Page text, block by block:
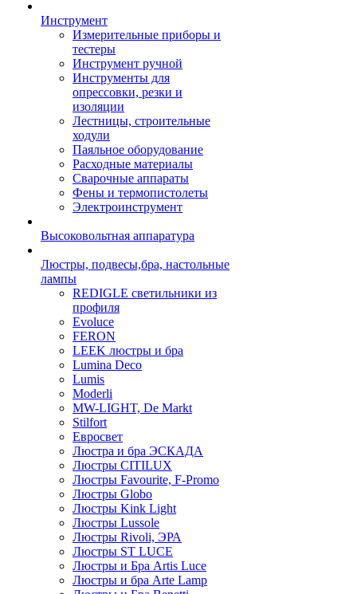
Инструмент
Измерительные приборы и
тестеры
Инструмент ручной
Инструменты для
опрессовки, резки и
изоляции
Лестницы, строительные
ходули
Паяльное оборудование
Расходные материалы
Сварочные аппараты
Фены и термопистолеты
Электроинструмент
Высоковольтная аппаратура
Люстры, подвесы,бра, настольные
лампы
REDIGLE светильники из
профиля
Evoluce
FERON
LEEK люстры и бра
Lumina Deco
Lumis
Moderli
MW-LIGHT, De Markt
Stilfort
Евросвет
Люстра и бра ЭСКАДА
Люстры CITILUX
Люстры Favourite, F-Promo
Люстры Globo
Люстры Kink Light
Люстры Lussole
Люстры Rivoli, ЭРА
Люстры ST LUCE
Люстры и Бра Artis Luce
Люстры и бра Arte Lamp